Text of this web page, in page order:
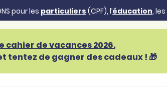
pour les particuliers (CPF), l’éducation, les
cahier de vacances 2026.
tentez de gagner des cadeaux ! 🎁